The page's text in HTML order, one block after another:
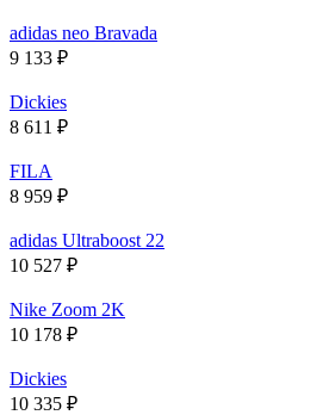
adidas neo Bravada
9 133 ₽
Dickies
8 611 ₽
FILA
8 959 ₽
adidas Ultraboost 22
10 527 ₽
Nike Zoom 2K
10 178 ₽
Dickies
10 335 ₽